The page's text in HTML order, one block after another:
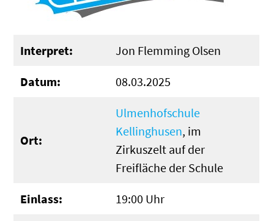
Interpret: Jon Flemming Olsen
Datum: 08.03.2025
Ort:
Ulmenhofschule
Kellinghusen, im
Zirkuszelt auf der
Freifläche der Schule
Einlass: 19:00 Uhr